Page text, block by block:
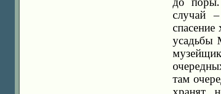
случай
усадьбы
там